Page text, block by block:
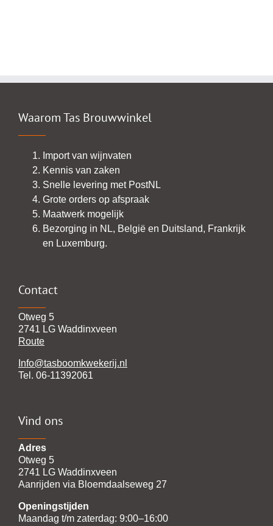
Waarom Tas Brouwwinkel
Import van wijnvaten
Kennis van zaken
Snelle levering met PostNL
Grote orders op afspraak
Maatwerk mogelijk
Bezorging in NL, België en Duitsland, Frankrijk
en Luxemburg.
Contact
Otweg 5
2741 LG Waddinxveen
Route
Info@tasboomkwekerij.nl
Tel. 06-11392061
Vind ons
Adres
Otweg 5
2741 LG Waddinxveen
Aanrijden via Bloemdaalseweg 27
Openingstijden
Maandag t/m zaterdag: 9:00–16:00